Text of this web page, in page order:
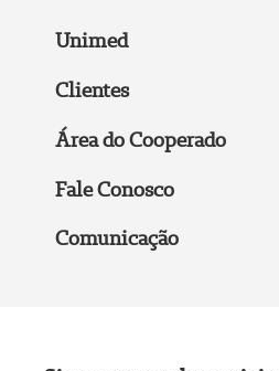
Unimed
Clientes
Área do Cooperado
Fale Conosco
Comunicação